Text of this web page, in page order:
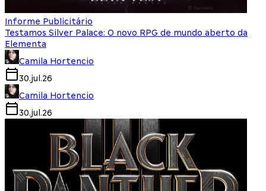
Informe Publicitário
Testamos Silver Palace: O novo RPG de mundo aberto da
Elementa
Camila Hortencio
30.jul.26
Camila Hortencio
30.jul.26